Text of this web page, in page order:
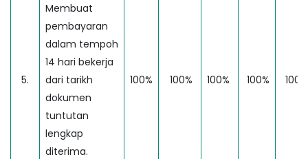
5.
Membuat
pembayaran
dalam tempoh
14 hari bekerja
dari tarikh
dokumen
tuntutan
lengkap
diterima.
100% 100% 100% 100% 100%